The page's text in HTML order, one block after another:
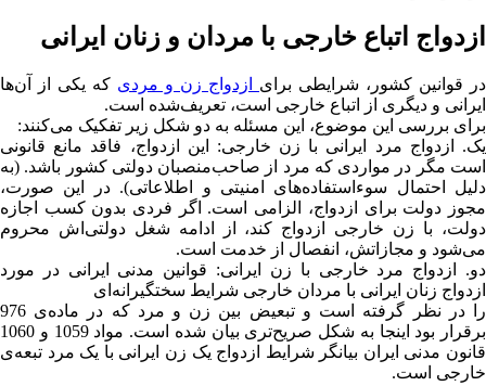
ازدواج اتباع خارجی با مردان و زنان ایرانی
در قوانین کشور، شرایطی برای ازدواج زن و مردی که یکی از آن‌ها
ایرانی و دیگری از اتباع خارجی است، تعریف‌شده است.
برای بررسی این موضوع، این مسئله به دو شکل زیر تفکیک می‌کنند:
یک. ازدواج مرد ایرانی با زن خارجی: این ازدواج، فاقد مانع قانونی
است مگر در مواردی که مرد از صاحب‌منصبان دولتی کشور باشد. (به
دلیل احتمال سوءاستفاده‌های امنیتی و اطلاعاتی). در این صورت،
مجوز دولت برای ازدواج، الزامی است. اگر فردی بدون کسب اجازه
دولت، با زن خارجی ازدواج کند، از ادامه شغل دولتی‌اش محروم
می‌شود و مجازاتش، انفصال از خدمت است.
دو. ازدواج مرد خارجی با زن ایرانی: قوانین مدنی ایرانی در مورد
ازدواج زنان ایرانی با مردان خارجی شرایط سختگیرانه‌ای
را در نظر گرفته است و تبعیض بین زن و مرد که در ماده‌ی 976
برقرار بود اینجا به شکل صریح‌تری بیان شده است. مواد 1059 و 1060
قانون مدنی ایران بیانگر شرایط ازدواج یک زن ایرانی با یک مرد تبعه‌ی
خارجی است.